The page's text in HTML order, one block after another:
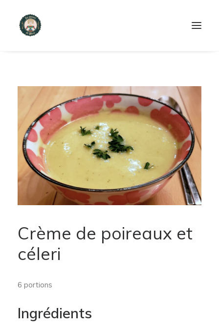
PRODUITS ET SERVICES
NOUS CONTACTER
RECETTES
FAQ
SEARCH
Crème de poireaux et
céleri
6 portions
Ingrédients